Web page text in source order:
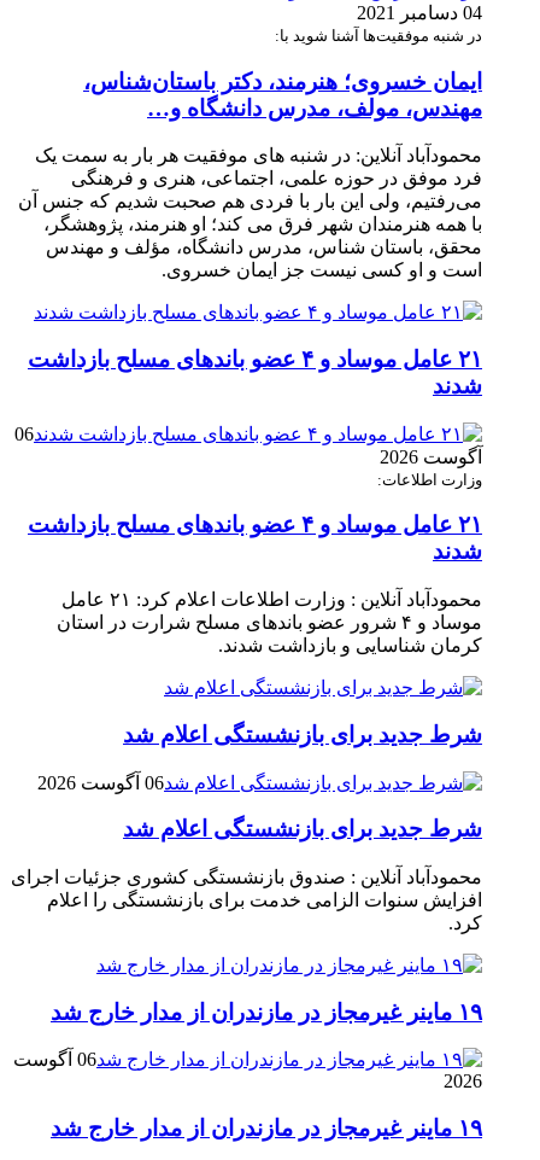
04 دسامبر 2021
در شنبه موفقیت‌ها آشنا شوید با:
ایمان خسروی؛ هنرمند، دکتر باستان‌شناس،
مهندس، مولف، مدرس دانشگاه و…
محمودآباد آنلاین: در شنبه های موفقیت هر بار به سمت یک
فرد موفق در حوزه علمی، اجتماعی، هنری و فرهنگی
می‌رفتیم، ولی این بار با فردی هم صحبت شدیم که جنس آن
با همه هنرمندان شهر فرق می کند؛ او هنرمند، پژوهشگر،
محقق، باستان شناس، مدرس دانشگاه، مؤلف و مهندس
است و او کسی نیست جز ایمان خسروی.
۲۱ عامل موساد و ۴ عضو باند‌های مسلح بازداشت
شدند
06
آگوست 2026
وزارت اطلاعات:
۲۱ عامل موساد و ۴ عضو باند‌های مسلح بازداشت
شدند
محمودآباد آنلاین : وزارت اطلاعات اعلام کرد: ۲۱ عامل
موساد و ۴ شرور عضو باند‌های مسلح شرارت در استان
کرمان شناسایی و بازداشت شدند.
شرط جدید برای بازنشستگی اعلام شد
06 آگوست 2026
شرط جدید برای بازنشستگی اعلام شد
محمودآباد آنلاین : صندوق بازنشستگی کشوری جزئیات اجرای
افزایش سنوات الزامی خدمت برای بازنشستگی را اعلام
کرد.
۱۹ ماینر غیرمجاز در مازندران از مدار خارج شد
06 آگوست
2026
۱۹ ماینر غیرمجاز در مازندران از مدار خارج شد